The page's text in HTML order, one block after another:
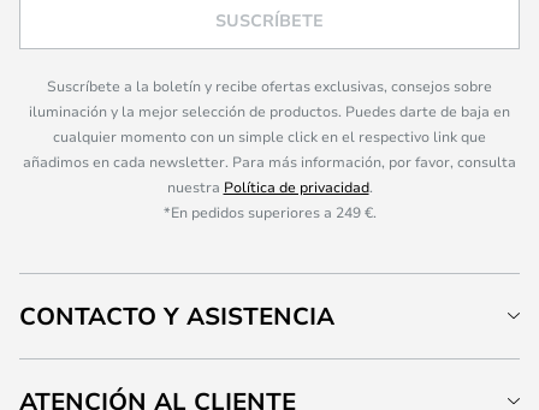
SUSCRÍBETE
Suscríbete a la boletín y recibe ofertas exclusivas, consejos sobre
iluminación y la mejor selección de productos. Puedes darte de baja en
cualquier momento con un simple click en el respectivo link que
añadimos en cada newsletter. Para más información, por favor, consulta
nuestra Política de privacidad.
*En pedidos superiores a 249 €.
CONTACTO Y ASISTENCIA
ATENCIÓN AL CLIENTE